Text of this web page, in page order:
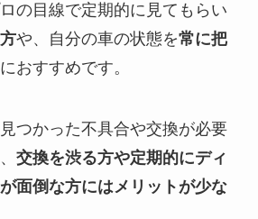
の目線で定期的に見てもらい
や、自分の車の状態を常に把
おすすめです。
つかった不具合や交換が必要
交換を渋る方や定期的にディ
面倒な方にはメリットが少な